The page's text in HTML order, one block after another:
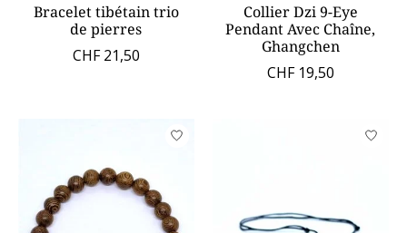
Bracelet tibétain trio
de pierres
CHF 21,50
Collier Dzi 9-Eye
Pendant Avec Chaîne,
Ghangchen
CHF 19,50